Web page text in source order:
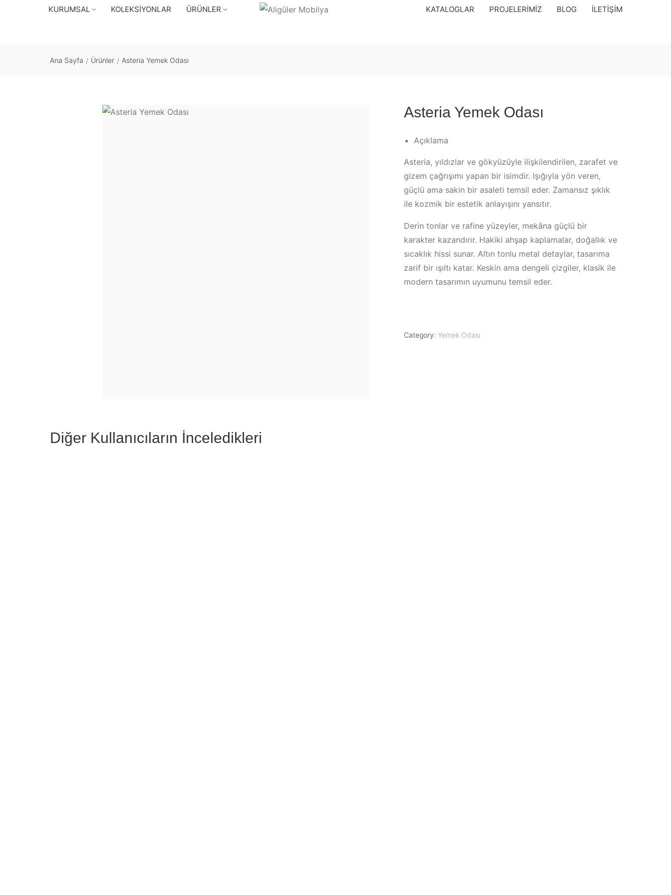
KURUMSAL KOLEKSIYONLAR ÜRÜNLER KATALOGLAR PROJELERIMIZ BLOG İLETIŞIM
Ana Sayfa / Ürünler / Asteria Yemek Odası
Asteria Yemek Odası
Açıklama
Asteria, yıldızlar ve gökyüzüyle ilişkilendirilen, zarafet ve
gizem çağrışımı yapan bir isimdir. Işığıyla yön veren,
güçlü ama sakin bir asaleti temsil eder. Zamansız şıklık
ile kozmik bir estetik anlayışını yansıtır.
Derin tonlar ve rafine yüzeyler, mekâna güçlü bir
karakter kazandırır. Hakiki ahşap kaplamalar, doğallık ve
sıcaklık hissi sunar. Altın tonlu metal detaylar, tasarıma
zarif bir ışıltı katar. Keskin ama dengeli çizgiler, klasik ile
modern tasarımın uyumunu temsil eder.
Category: Yemek Odası
Diğer Kullanıcıların İnceledikleri